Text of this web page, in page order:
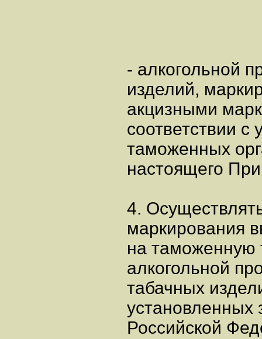
- алкогольной
изделий,
акцизными
соответствии
таможенных
настоящего
4.
маркирования
на таможенную
алкогольной
табачных
установленных
Российской